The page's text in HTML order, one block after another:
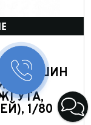
ШИН
1/80
Заказать